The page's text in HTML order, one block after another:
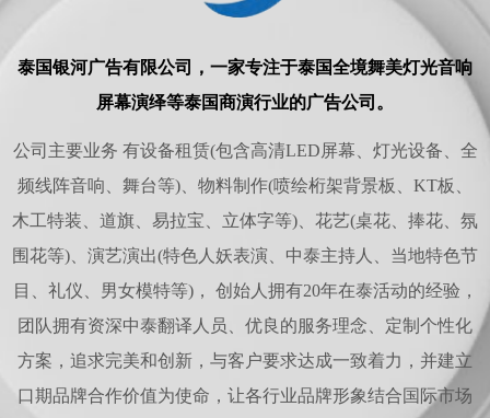
泰国银河广告有限公司，一家专注于泰国全境舞美灯光音响
屏幕演绎等泰国商演行业的广告公司。
公司主要业务 有设备租赁(包含高清LED屏幕、灯光设备、全
频线阵音响、舞台等)、物料制作(喷绘桁架背景板、KT板、
木工特装、道旗、易拉宝、立体字等)、花艺(桌花、捧花、氛
围花等)、演艺演出(特色人妖表演、中泰主持人、当地特色节
目、礼仪、男女模特等)， 创始人拥有20年在泰活动的经验，
团队拥有资深中泰翻译人员、优良的服务理念、定制个性化
方案，追求完美和创新，与客户要求达成一致着力，并建立
口期品牌合作价值为使命，让各行业品牌形象结合国际市场